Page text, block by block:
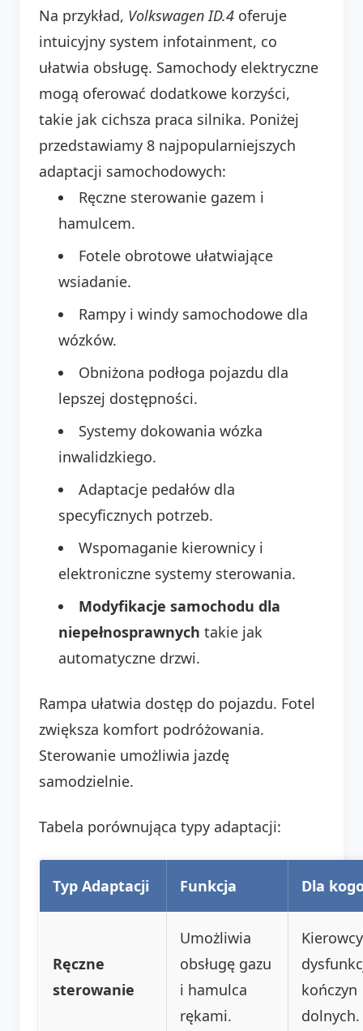
Na przykład, Volkswagen ID.4 oferuje
intuicyjny system infotainment, co
ułatwia obsługę. Samochody elektryczne
mogą oferować dodatkowe korzyści,
takie jak cichsza praca silnika. Poniżej
przedstawiamy 8 najpopularniejszych
adaptacji samochodowych:
Ręczne sterowanie gazem i
hamulcem.
Fotele obrotowe ułatwiające
wsiadanie.
Rampy i windy samochodowe dla
wózków.
Obniżona podłoga pojazdu dla
lepszej dostępności.
Systemy dokowania wózka
inwalidzkiego.
Adaptacje pedałów dla
specyficznych potrzeb.
Wspomaganie kierownicy i
elektroniczne systemy sterowania.
Modyfikacje samochodu dla
niepełnosprawnych takie jak
automatyczne drzwi.
Rampa ułatwia dostęp do pojazdu. Fotel
zwiększa komfort podróżowania.
Sterowanie umożliwia jazdę
samodzielnie.
Tabela porównująca typy adaptacji:
Typ Adaptacji Funkcja Dla
Ręczne
sterowanie
Umożliwia
obsługę gazu
i hamulca
rękami.
kończyn
dolnych.